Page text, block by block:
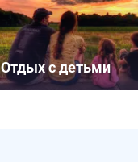
Отдых с детьми